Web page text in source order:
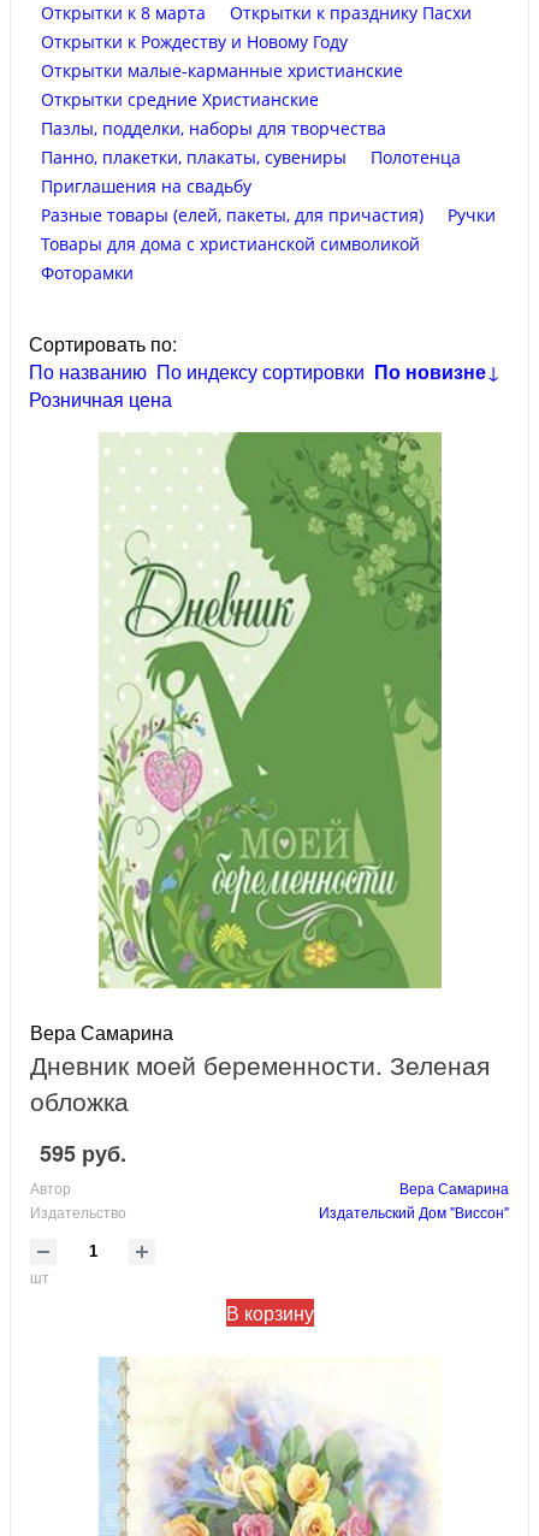
Открытки к 8 марта
Открытки к празднику Пасхи
Открытки к Рождеству и Новому Году
Открытки малые-карманные христианские
Открытки средние Христианские
Пазлы, подделки, наборы для творчества
Панно, плакетки, плакаты, сувениры
Полотенца
Приглашения на свадьбу
Разные товары (елей, пакеты, для причастия)
Ручки
Товары для дома с христианской символикой
Фоторамки
Сортировать по:
По названию По индексу сортировки По новизне↓
Розничная цена
Вера Самарина
Дневник моей беременности. Зеленая
обложка
595 руб.
Автор
Вера Самарина
Издательство
Издательский Дом "Виссон"
шт
В корзину